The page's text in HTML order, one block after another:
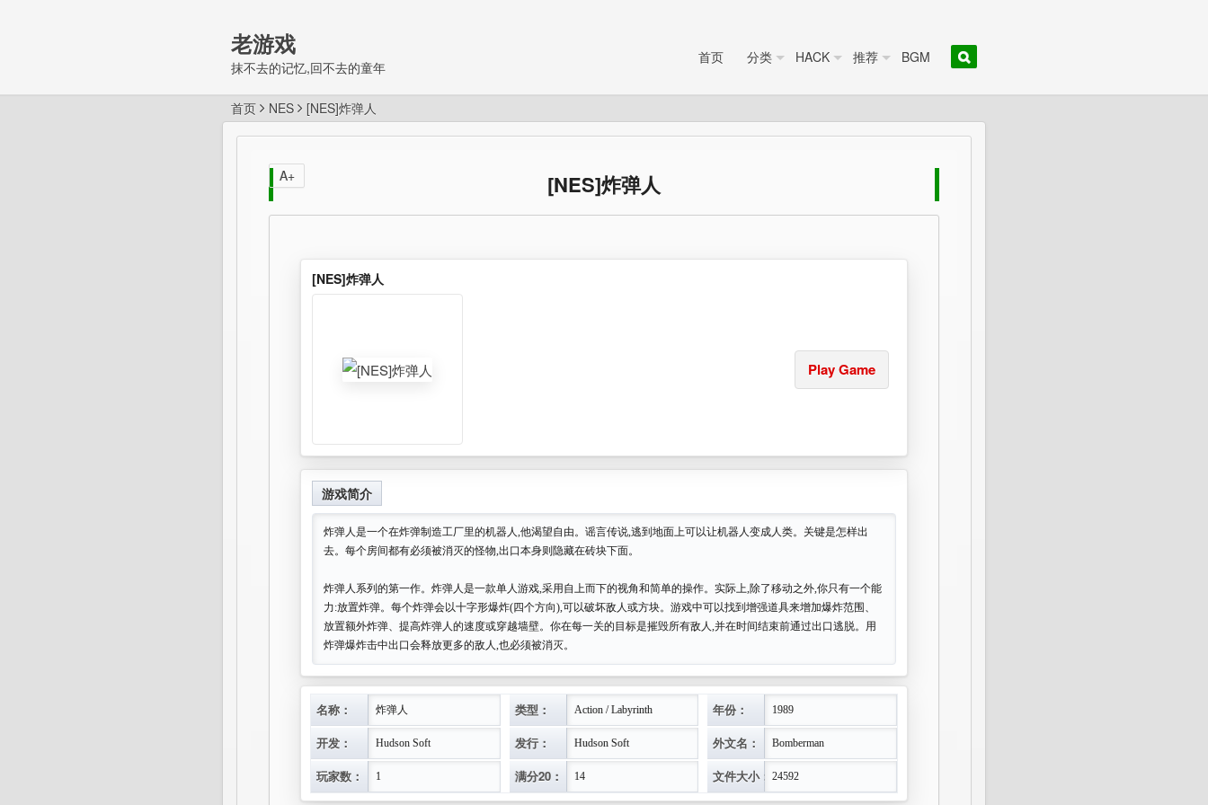
老游戏
抹不去的记忆,回不去的童年
首页 分类 HACK 推荐 BGM
首页 NES [NES]炸弹人
[NES]炸弹人
[NES]炸弹人
Play Game
游戏简介
炸弹人是一个在炸弹制造工厂里的机器人,他渴望自由。谣言传说,逃到地面上可以让机器人变成人类。关键是怎样出
去。每个房间都有必须被消灭的怪物,出口本身则隐藏在砖块下面。
炸弹人系列的第一作。炸弹人是一款单人游戏,采用自上而下的视角和简单的操作。实际上,除了移动之外,你只有一个能
力:放置炸弹。每个炸弹会以十字形爆炸(四个方向),可以破坏敌人或方块。游戏中可以找到增强道具来增加爆炸范围、
放置额外炸弹、提高炸弹人的速度或穿越墙壁。你在每一关的目标是摧毁所有敌人,并在时间结束前通过出口逃脱。用
炸弹爆炸击中出口会释放更多的敌人,也必须被消灭。
名称： 炸弹人 类型： Action / Labyrinth 年份： 1989
开发： Hudson Soft 发行： Hudson Soft 外文名： Bomberman
玩家数： 1 满分20： 14 文件大小： 24592
A+